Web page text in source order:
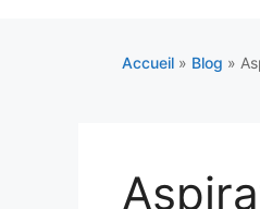
Accueil » Blog »